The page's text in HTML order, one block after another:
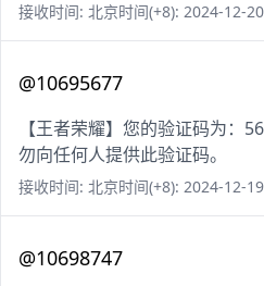
接收时间: 北京时间(+8): 2024-12-
@10695677
【王者荣耀】您的验证码为：
勿向任何人提供此验证码。
接收时间: 北京时间(+8): 2024-12-
@10698747